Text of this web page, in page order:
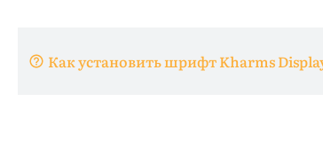
Как установить шрифт Kharms